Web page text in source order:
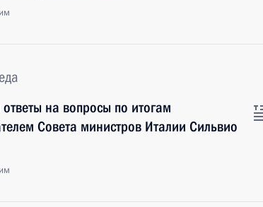
на вопросы по итогам
Совета министров Италии Сильвио